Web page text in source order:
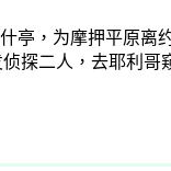
亭，为摩押平原离
探二人，去耶利哥